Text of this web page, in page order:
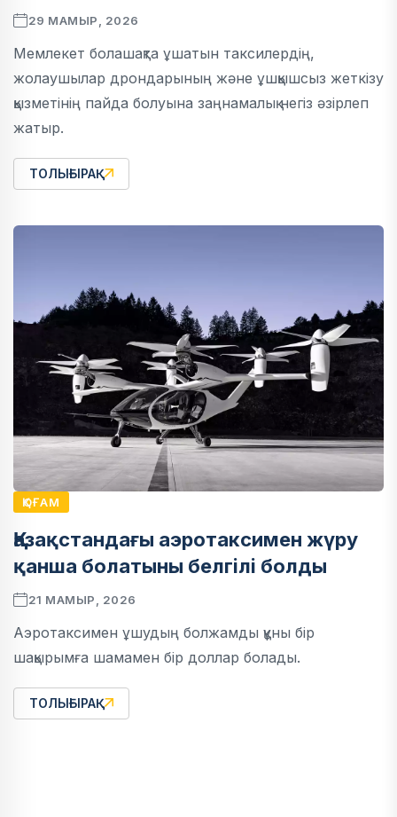
29 МАМЫР, 2026
Мемлекет болашақта ұшатын таксилердің,
жолаушылар дрондарының және ұшқышсыз жеткізу
қызметінің пайда болуына заңнамалық негіз әзірлеп
жатыр.
ТОЛЫҒЫРАҚ
ҚОҒАМ
Қазақстандағы аэротаксимен жүру
қанша болатыны белгілі болды
21 МАМЫР, 2026
Аэротаксимен ұшудың болжамды құны бір
шақырымға шамамен бір доллар болады.
ТОЛЫҒЫРАҚ